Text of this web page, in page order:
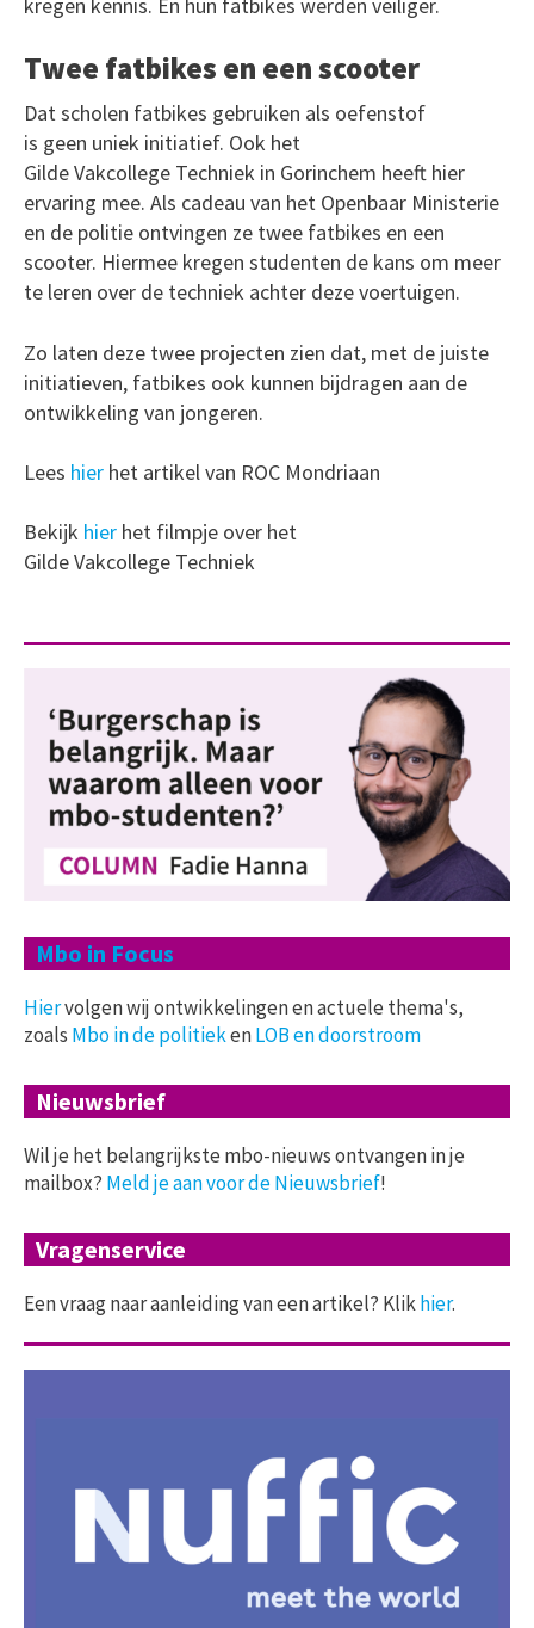
kregen kennis. Én hun fatbikes werden veiliger.
Twee fatbikes en een scooter
Dat scholen fatbikes gebruiken als oefenstof
is geen uniek initiatief. Ook het
Gilde Vakcollege Techniek in Gorinchem heeft hier
ervaring mee. Als cadeau van het Openbaar Ministerie
en de politie ontvingen ze twee fatbikes en een
scooter. Hiermee kregen studenten de kans om meer
te leren over de techniek achter deze voertuigen.
Zo laten deze twee projecten zien dat, met de juiste
initiatieven, fatbikes ook kunnen bijdragen aan de
ontwikkeling van jongeren.
Lees hier het artikel van ROC Mondriaan
Bekijk hier het filmpje over het
Gilde Vakcollege Techniek
Mbo in Focus
Hiervolgen wij ontwikkelingen en actuele thema's,
zoals Mbo in de politiekenLOB en doorstroom
Nieuwsbrief
Wil je het belangrijkste mbo-nieuws ontvangen in je
mailbox? Meld je aan voor de Nieuwsbrief!
Vragenservice
Een vraag naar aanleiding van een artikel? Klikhier.